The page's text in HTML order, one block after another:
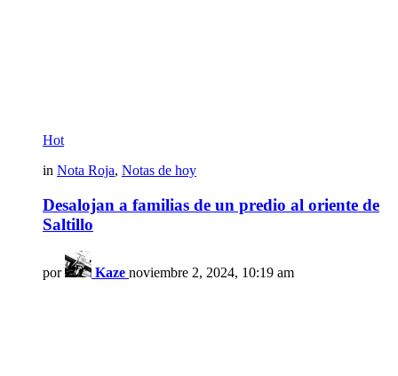
Hot
in Nota Roja, Notas de hoy
Desalojan a familias de un predio al oriente de
Saltillo
por Kaze noviembre 2, 2024, 10:19 am